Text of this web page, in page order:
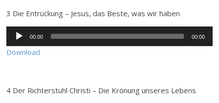
3 Die Entrückung – Jesus, das Beste, was wir haben
Audio-
Player
00:00 00:00
Download
4 Der Richterstuhl Christi – Die Krönung unseres Lebens